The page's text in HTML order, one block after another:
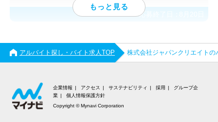
応募終了日：
アルバイト探し・バイト求人TOP 株式会社ジャパンクリエイト
企業情報 アクセス サステナビリティ 採用
グループ企
業
個人情報保護方針
Copyright © Mynavi Corporation